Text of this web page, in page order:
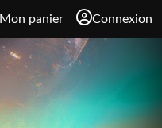
Mon panier Connexion